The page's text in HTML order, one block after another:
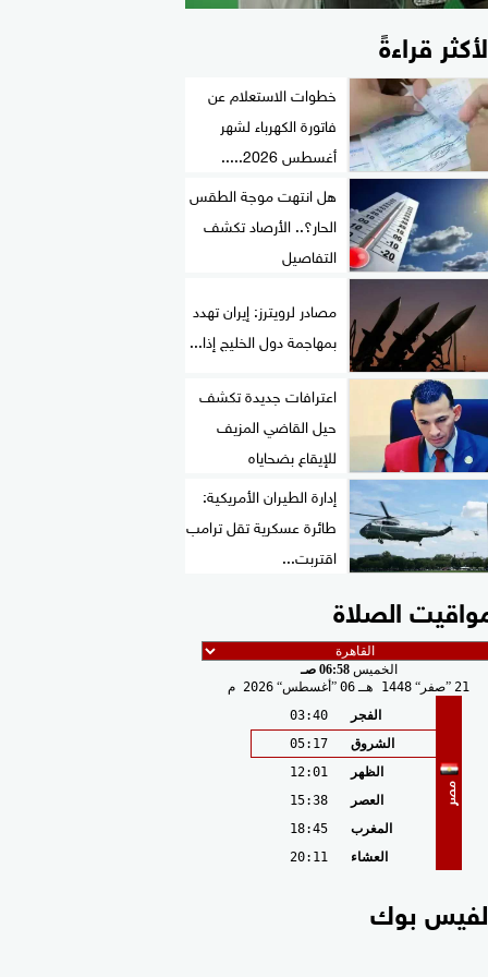
قراءةً
خطوات الاستعلام عن
فاتورة الكهرباء لشهر
أغسطس 2026.....
هل انتهت موجة الطقس
الحار؟.. الأرصاد تكشف
التفاصيل
مصادر لرويترز: إيران تهدد
بمهاجمة دول الخليج إذا...
اعترافات جديدة تكشف
حيل القاضي المزيف
للإيقاع بضحاياه
إدارة الطيران الأمريكية:
طائرة عسكرية تقل ترامب
اقتربت...
الصلاة
الخميس06:58 صـ
21 صفر 1448 هـ 06 أغسطس 2026 م
مصر
الفجر
03:40
الشروق
05:17
الظهر
12:01
العصر
15:38
المغرب
18:45
العشاء
20:11
بوك